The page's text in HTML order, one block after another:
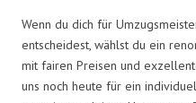
Wenn du dich für
entscheidest, wählst du ein
mit fairen Preisen und
uns noch heute für ein